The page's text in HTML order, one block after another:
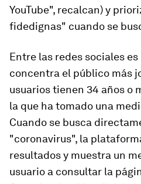
YouTube", recalcan) y
fidedignas" cuando se
Entre las redes sociales
concentra el público más
usuarios tienen 34 años o
la que ha tomado una
Cuando se busca
"coronavirus", la
resultados y muestra un
usuario a consultar la